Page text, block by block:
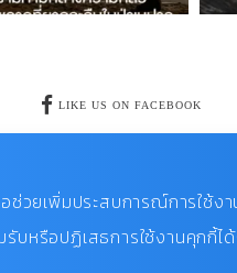
LIKE US ON FACEBOOK
LIMITED.
ช่วยเพิ่มประสบการณ์การใช้ง
บหรือปฏิเสธการใช้งานคุกกี้ไ